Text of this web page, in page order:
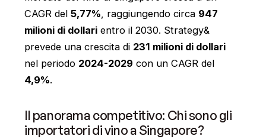
CAGR del5,77%, raggiungendo circa 947
milioni di dollari entro il 2030. Strategy&
prevede una crescita di 231 milioni di dollari
nel periodo 2024-2029 con un CAGR del
4,9%.
Il panorama competitivo: Chi sono gli
importatori di vino a Singapore?